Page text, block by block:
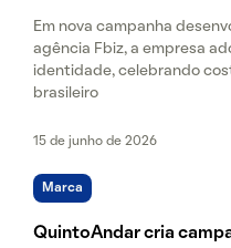
Em nova campanha
agência Fbiz, a empresa
identidade, celebrando
brasileiro
15 de junho de 2026
Marca
QuintoAndar cria